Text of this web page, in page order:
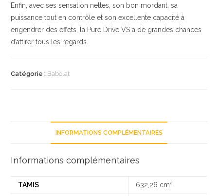
Enfin, avec ses sensation nettes, son bon mordant, sa
puissance tout en contrôle et son excellente capacité à
engendrer des effets, la Pure Drive VS a de grandes chances
d’attirer tous les regards.
Catégorie : Babolat
INFORMATIONS COMPLÉMENTAIRES
Informations complémentaires
TAMIS 632,26 cm²